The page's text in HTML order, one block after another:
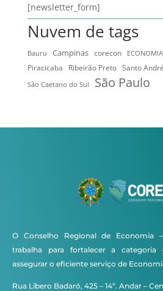
[newsletter_form]
Nuvem de tags
Bauru Campinas corecon ECONOMIA
Piracicaba Ribeirão Preto Santo
São Caetano do Sul
São Paulo
O Conselho Regional de Economia
trabalha para fortalecer a categoria
assegurar o eficiente serviço de
Rua Líbero Badaró, 425 – 14º. Andar –